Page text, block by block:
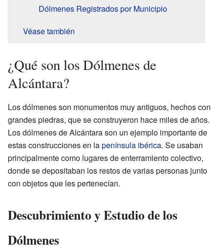
Dólmenes Registrados por Municipio
Véase también
¿Qué son los Dólmenes de
Alcántara?
Los dólmenes son monumentos muy antiguos, hechos con
grandes piedras, que se construyeron hace miles de años.
Los dólmenes de Alcántara son un ejemplo importante de
estas construcciones en lapenínsula ibérica. Se usaban
principalmente como lugares de enterramiento colectivo,
donde se depositaban los restos de varias personas junto
con objetos que les pertenecían.
Descubrimiento y Estudio de los
Dólmenes